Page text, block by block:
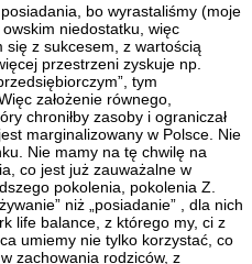
bo wyrastaliśmy (moje
niedostatku, więc
z sukcesem, z wartością
przestrzeni zyskuje np.
tym
założenie równego,
chroniłby zasoby i ograniczał
marginalizowany w Polsce. Nie
Nie mamy na tę chwilę na
co jest już zauważalne w
pokolenia, pokolenia Z.
niż „posiadanie” , dla nich
life balance, z którego my, ci z
umiemy nie tylko korzystać, co
zachowania rodziców, z